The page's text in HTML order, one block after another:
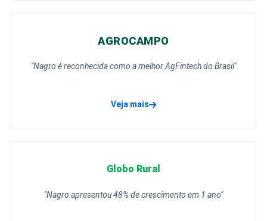
AGROCAMPO
"Nagro é reconhecida como a melhor AgFintech do Brasil"
Veja mais
sobre a matéria da Agrocampo
Globo Rural
"Nagro apresentou 48% de crescimento em 1 ano"